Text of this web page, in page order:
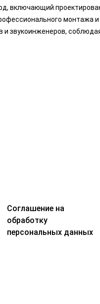
включающий
монтажа
и звукоинженеров,
Соглашение на
обработку
персональных данных